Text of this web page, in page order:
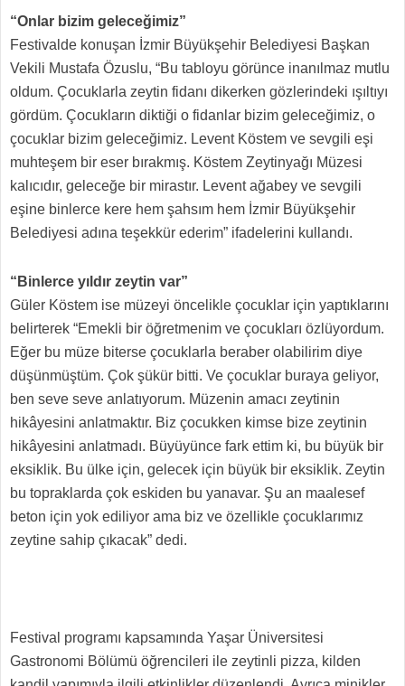
“Onlar bizim geleceğimiz”
Festivalde konuşan İzmir Büyükşehir Belediyesi Başkan
Vekili Mustafa Özuslu, “Bu tabloyu görünce inanılmaz mutlu
oldum. Çocuklarla zeytin fidanı dikerken gözlerindeki ışıltıyı
gördüm. Çocukların diktiği o fidanlar bizim geleceğimiz, o
çocuklar bizim geleceğimiz. Levent Köstem ve sevgili eşi
muhteşem bir eser bırakmış. Köstem Zeytinyağı Müzesi
kalıcıdır, geleceğe bir mirastır. Levent ağabey ve sevgili
eşine binlerce kere hem şahsım hem İzmir Büyükşehir
Belediyesi adına teşekkür ederim” ifadelerini kullandı.
“Binlerce yıldır zeytin var”
Güler Köstem ise müzeyi öncelikle çocuklar için yaptıklarını
belirterek “Emekli bir öğretmenim ve çocukları özlüyordum.
Eğer bu müze biterse çocuklarla beraber olabilirim diye
düşünmüştüm. Çok şükür bitti. Ve çocuklar buraya geliyor,
ben seve seve anlatıyorum. Müzenin amacı zeytinin
hikâyesini anlatmaktır. Biz çocukken kimse bize zeytinin
hikâyesini anlatmadı. Büyüyünce fark ettim ki, bu büyük bir
eksiklik. Bu ülke için, gelecek için büyük bir eksiklik. Zeytin
bu topraklarda çok eskiden bu yanavar. Şu an maalesef
beton için yok ediliyor ama biz ve özellikle çocuklarımız
zeytine sahip çıkacak” dedi.
Festival programı kapsamında Yaşar Üniversitesi
Gastronomi Bölümü öğrencileri ile zeytinli pizza, kilden